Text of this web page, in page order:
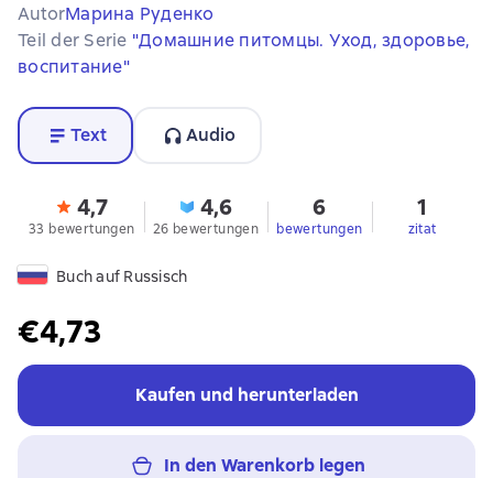
AutorМарина Руденко
Teil der Serie "Домашние питомцы. Уход, здоровье,
воспитание"
Text Audio
4,7
33 bewertungen
4,6
26 bewertungen
6
bewertungen
1
zitat
Buch auf Russisch
€4,73
Kaufen und herunterladen
In den Warenkorb legen